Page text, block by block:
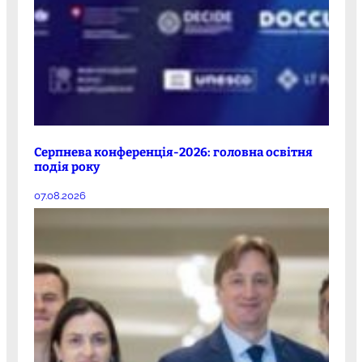
Серпнева конференція-2026: головна освітня
подія року
07.08.2026